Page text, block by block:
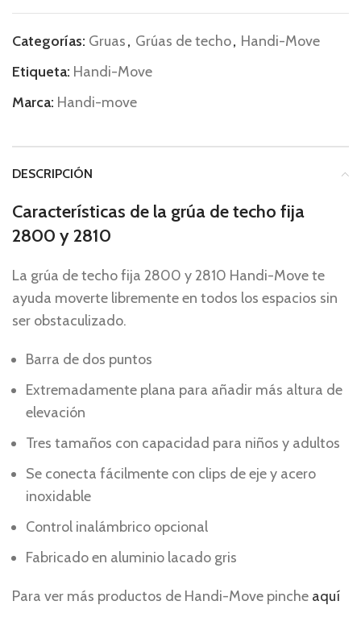
Categorías: Gruas, Grúas de techo, Handi-Move
Etiqueta: Handi-Move
Marca: Handi-move
DESCRIPCIÓN
Características de la grúa de techo fija
2800 y 2810
La grúa de techo fija 2800 y 2810 Handi-Move te
ayuda moverte libremente en todos los espacios sin
ser obstaculizado.
Barra de dos puntos
Extremadamente plana para añadir más altura de
elevación
Tres tamaños con capacidad para niños y adultos
Se conecta fácilmente con clips de eje y acero
inoxidable
Control inalámbrico opcional
Fabricado en aluminio lacado gris
Para ver más productos de Handi-Move pinche aquí